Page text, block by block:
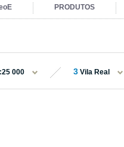
PRODUTOS
000 3 Vila Real